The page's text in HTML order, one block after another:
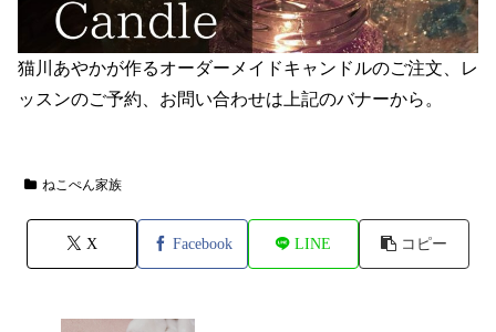
猫川あやかが作るオーダーメイドキャンドルのご注文、レ
ッスンのご予約、お問い合わせは上記のバナーから。
ねこぺん家族
X Facebook LINE コピー